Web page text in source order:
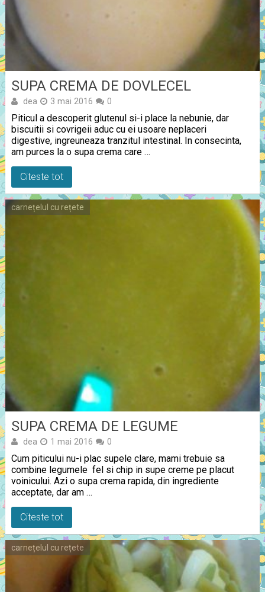
SUPA CREMA DE DOVLECEL
dea 3 mai 2016 0
Piticul a descoperit glutenul si-i place la nebunie, dar
biscuitii si covrigeii aduc cu ei usoare neplaceri
digestive, ingreuneaza tranzitul intestinal. In consecinta,
am purces la o supa crema care …
Citeste tot
carnețelul cu rețete
SUPA CREMA DE LEGUME
dea 1 mai 2016 0
Cum piticului nu-i plac supele clare, mami trebuie sa
combine legumele fel si chip in supe creme pe placut
voinicului. Azi o supa crema rapida, din ingrediente
acceptate, dar am …
Citeste tot
carnețelul cu rețete